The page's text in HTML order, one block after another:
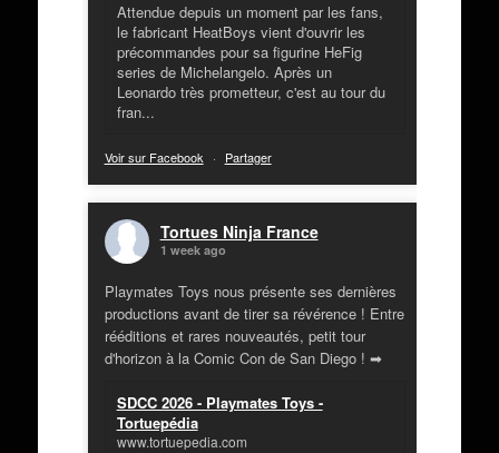
Attendue depuis un moment par les fans,
le fabricant HeatBoys vient d'ouvrir les
précommandes pour sa figurine HeFig
series de Michelangelo. Après un
Leonardo très prometteur, c'est au tour du
fran...
Voir sur Facebook · Partager
Tortues Ninja France
1 week ago
Playmates Toys nous présente ses dernières
productions avant de tirer sa révérence ! Entre
rééditions et rares nouveautés, petit tour
d'horizon à la Comic Con de San Diego ! ➡
SDCC 2026 - Playmates Toys -
Tortuepédia
www.tortuepedia.com